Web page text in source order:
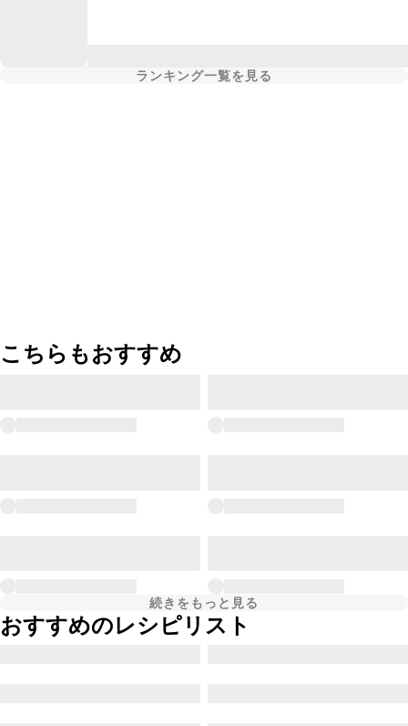
ランキング一覧を見る
こちらもおすすめ
続きをもっと見る
おすすめのレシピリスト